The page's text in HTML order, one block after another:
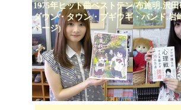
1975年ヒット曲ベストテン/布施明.沢
ダウン・タウン・ブギウギ・バンド.岩
ページ)